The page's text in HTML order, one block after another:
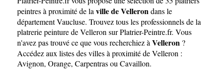
peintres à proximité de la ville de Vellerondans le
départementVaucluse. Trouvez tous les professionnels de la
platrerie peinture de Velleron sur Platrier-Peintre.fr. Vous
n'avez pas trouvé ce que vous recherchiez à Velleron ?
Accédez aux listes des villes à proximité de Velleron :
Avignon, Orange, Carpentrasou Cavaillon.